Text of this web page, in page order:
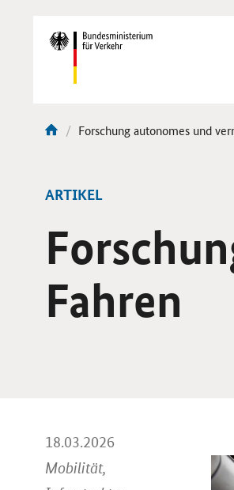
Navigation
Aktuelle
Forschung autonomes und
ARTIKEL
Fahren
18.03.2026
Mobilität,